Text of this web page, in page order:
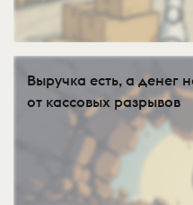
Выручка есть, а денег
от кассовых разрывов